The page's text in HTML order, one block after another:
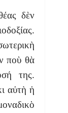
δὲν
ποὺ θὰ
της.
αὐτὴ ἡ